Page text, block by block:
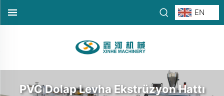
EN
PVC Dolap Levha Ekstrüzyon Hattı